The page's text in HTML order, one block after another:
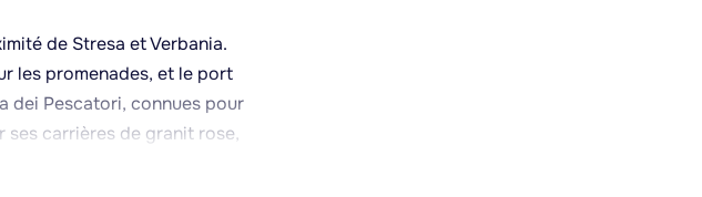
de Stresa et Verbania.
les promenades, et le port
dei Pescatori, connues pour
carrières de granit rose,